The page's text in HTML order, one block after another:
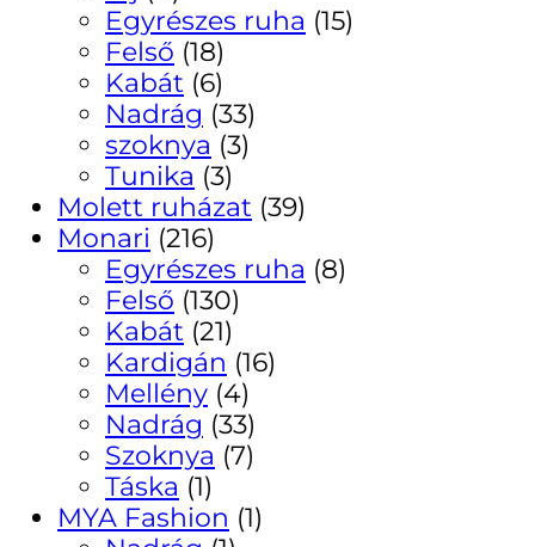
Egyrészes ruha (15)
Felső (18)
Kabát (6)
Nadrág (33)
szoknya (3)
Tunika (3)
Molett ruházat (39)
Monari (216)
Egyrészes ruha (8)
Felső (130)
Kabát (21)
Kardigán (16)
Mellény (4)
Nadrág (33)
Szoknya (7)
Táska (1)
MYA Fashion (1)